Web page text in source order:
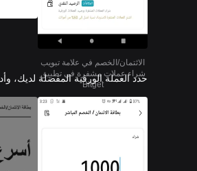
الائتمان/الخصم في علامة تبويب
شراء عملات مشفرة في تطبيق
Bitget
حدد العملة الورقية المفضلة لديك،